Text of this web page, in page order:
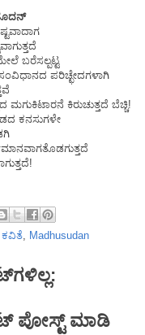
ಬರೆಸಲ್ಪಟ್ಟ
ಪರಿಚ್ಛೇದಗಳಾಗಿ
ಮಗುಕಿಟಾರನೆ ಕಿರುಚುತ್ತದೆ ಬೆಚ್ಚಿ!
ಕನಸುಗಳೇ
ಕವಿತೆ, Madhusudan
ಪೋಸ್ಟ್‌ ಮಾಡಿ